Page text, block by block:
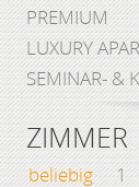
PREMIUM
LUXURY
SEMINAR- &
ZIMMER
beliebig 1